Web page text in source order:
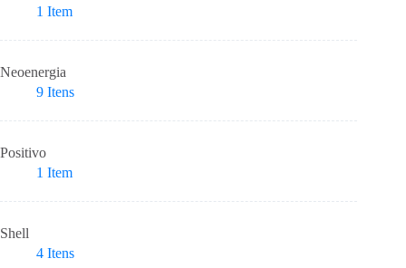
1 Item
Neoenergia
9 Itens
Positivo
1 Item
Shell
4 Itens